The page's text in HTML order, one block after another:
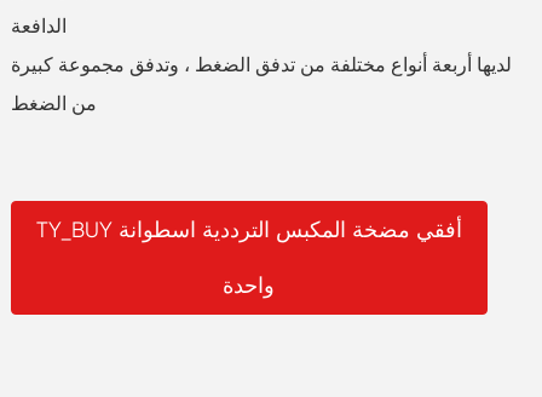
الدافعة
لديها أربعة أنواع مختلفة من تدفق الضغط ، وتدفق مجموعة كبيرة
من الضغط
TY_BUY أفقي مضخة المكبس الترددية اسطوانة
واحدة